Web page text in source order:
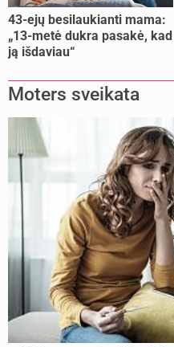
43-ejų besilaukianti mama:
„13-metė dukra pasakė, kad
ją išdaviau“
Moters sveikata